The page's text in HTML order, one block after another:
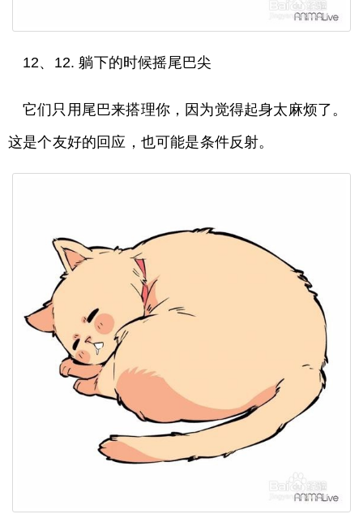
12、12. 躺下的时候摇尾巴尖
它们只用尾巴来搭理你，因为觉得起身太麻烦了。
这是个友好的回应，也可能是条件反射。